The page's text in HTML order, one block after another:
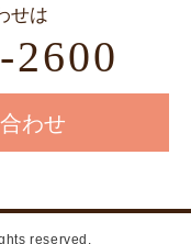
せは
2600
わせ
reserved.